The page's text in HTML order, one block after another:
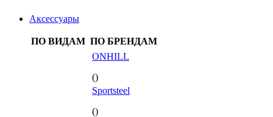
Аксессуары
ПО ВИДАМ ПО БРЕНДАМ
ONHILL
()
Sportsteel
()